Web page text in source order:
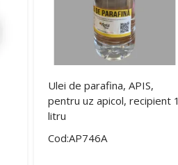
Ulei de parafina, APIS,
pentru uz apicol, recipient 1
litru
Cod:AP746A